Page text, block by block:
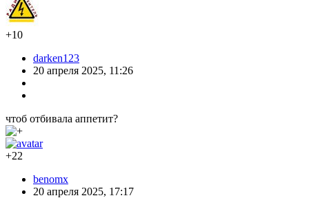
+10
darken123
20 апреля 2025, 11:26
чтоб отбивала аппетит?
+22
benomx
20 апреля 2025, 17:17